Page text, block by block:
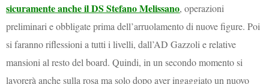
sicuramente anche il DS Stefano Melissano, operazioni
preliminari e obbligate prima dell’arruolamento di nuove figure. Poi
si faranno riflessioni a tutti i livelli, dall’AD Gazzoli e relative
mansioni al resto del board. Quindi, in un secondo momento si
lavorerà anche sulla rosa ma solo dopo aver ingaggiato un nuovo